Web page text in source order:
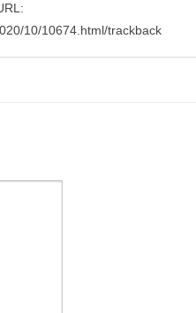
10/10674.html/trackback